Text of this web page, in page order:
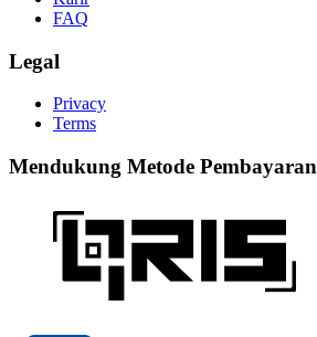
FAQ
Legal
Privacy
Terms
Mendukung Metode Pembayaran